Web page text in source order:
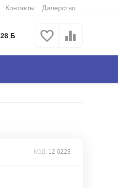
Контакты Дилерство
Б
КОД: 12-0223